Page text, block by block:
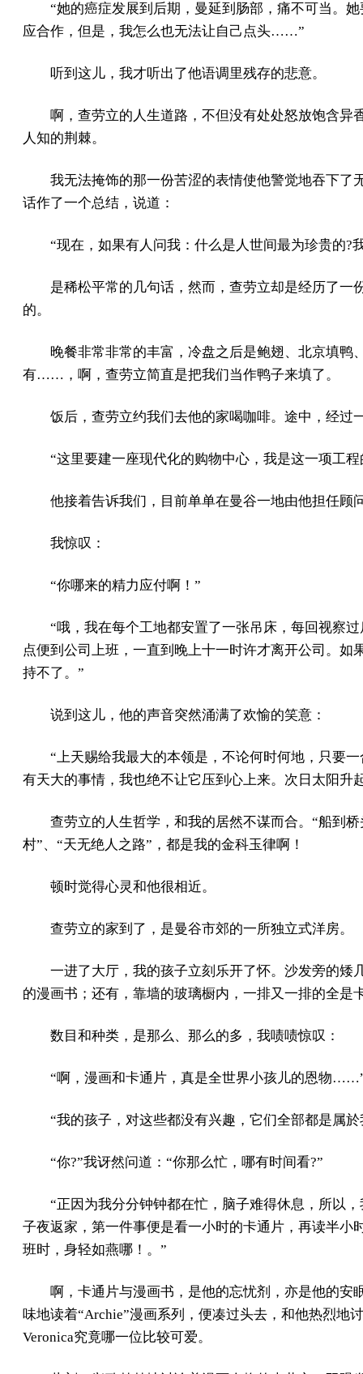
“她的癌症发展到后期，曼延到肠部，痛不可当。
应合作，但是，我怎么也无法让自己点头……”
听到这儿，我才听出了他语调里残存的悲意。
啊，查劳立的人生道路，不但没有处处怒放饱含异
人知的荆棘。
我无法掩饰的那一份苦涩的表情使他警觉地吞下了
话作了一个总结，说道：
“现在，如果有人问我：什么是人世间最为珍贵的?
是稀松平常的几句话，然而，查劳立却是经历了一
的。
晚餐非常非常的丰富，冷盘之后是鲍翅、北京填鸭
有……，啊，查劳立简直是把我们当作鸭子来填了。
饭后，查劳立约我们去他的家喝咖啡。途中，经过
“这里要建一座现代化的购物中心，我是这一项工
他接着告诉我们，目前单单在曼谷一地由他担任顾
我惊叹：
“你哪来的精力应付啊！”
“哦，我在每个工地都安置了一张吊床，每回视察
点便到公司上班，一直到晚上十一时许才离开公司。如
持不了。”
说到这儿，他的声音突然涌满了欢愉的笑意：
“上天赐给我最大的本领是，不论何时何地，只要
有天大的事情，我也绝不让它压到心上来。次日太阳升
查劳立的人生哲学，和我的居然不谋而合。“船到
村”、“天无绝人之路”，都是我的金科玉律啊！
顿时觉得心灵和他很相近。
查劳立的家到了，是曼谷市郊的一所独立式洋房。
一进了大厅，我的孩子立刻乐开了怀。沙发旁的矮
的漫画书；还有，靠墙的玻璃橱内，一排又一排的全是
数目和种类，是那么、那么的多，我啧啧惊叹：
“啊，漫画和卡通片，真是全世界小孩儿的恩物
“我的孩子，对这些都没有兴趣，它们全部都是属
“你?”我讶然问道：“你那么忙，哪有时间看?”
“正因为我分分钟钟都在忙，脑子难得休息，所以
子夜返家，第一件事便是看一小时的卡通片，再读半小
班时，身轻如燕哪！。”
啊，卡通片与漫画书，是他的忘忧剂，亦是他的安
味地读着“Archie”漫画系列，便凑过头去，和他热烈地
Veronica究竟哪一位比较可爱。